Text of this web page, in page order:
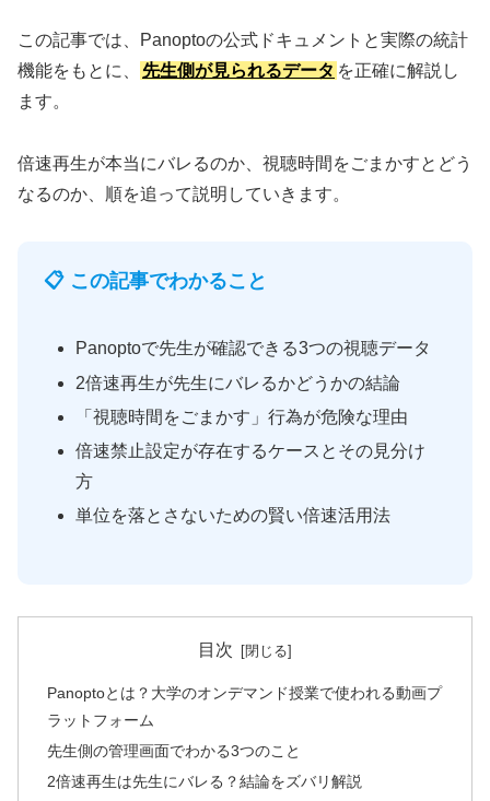
この記事では、Panoptoの公式ドキュメントと実際の統計
機能をもとに、
先生側が見られるデータ を正確に解説し
ます。
倍速再生が本当にバレるのか、視聴時間をごまかすとどう
なるのか、順を追って説明していきます。
📋 この記事でわかること
Panoptoで先生が確認できる3つの視聴データ
2倍速再生が先生にバレるかどうかの結論
「視聴時間をごまかす」行為が危険な理由
倍速禁止設定が存在するケースとその見分け
方
単位を落とさないための賢い倍速活用法
目次
Panoptoとは？大学のオンデマンド授業で使われる動画プ
ラットフォーム
先生側の管理画面でわかる3つのこと
2倍速再生は先生にバレる？結論をズバリ解説